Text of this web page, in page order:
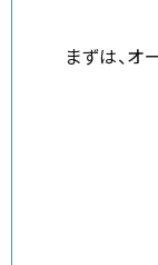
まずは、オ